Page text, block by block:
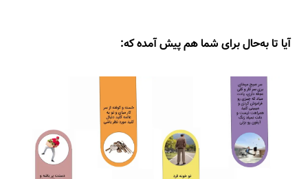
آیا تا به‌حال برای شما هم پیش آمده که: